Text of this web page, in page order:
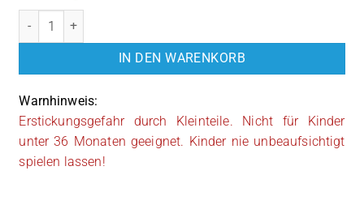
LEGO Collectible Minifigures: Prospector (COL186) Menge
IN DEN WARENKORB
Warnhinweis:
Erstickungsgefahr durch Kleinteile. Nicht für Kinder
unter 36 Monaten geeignet. Kinder nie unbeaufsichtigt
spielen lassen!